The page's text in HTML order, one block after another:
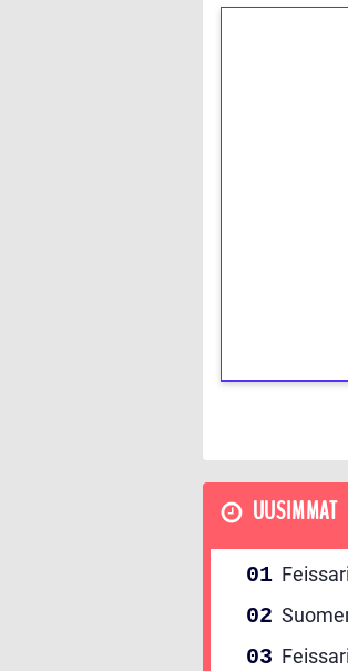
UUSIMMAT